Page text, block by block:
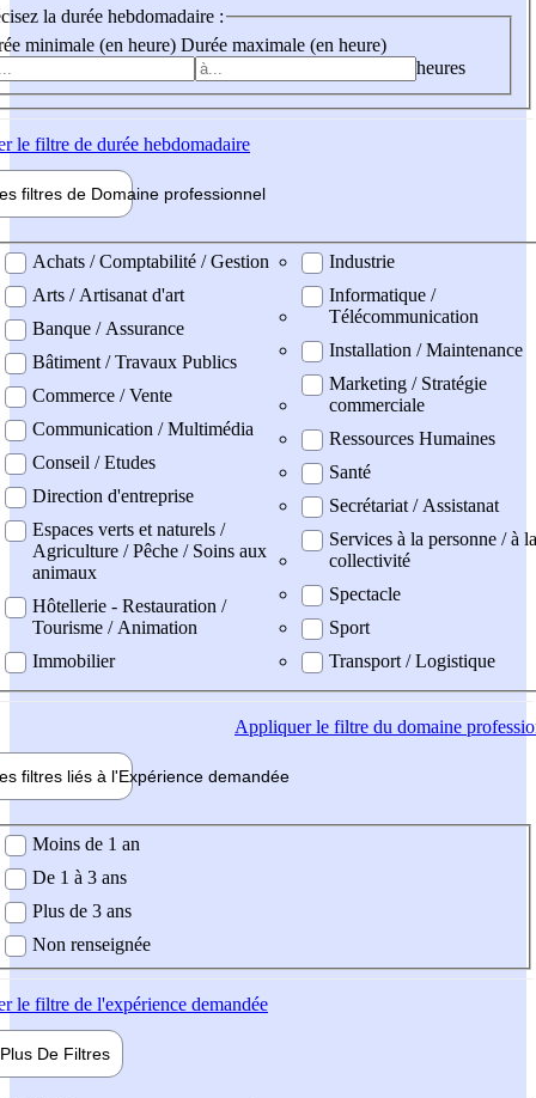
la durée hebdomadaire :
minimale (en heure) Durée maximale (en heure)
heures
le filtre de durée hebdomadaire
filtres de Domaine professionnel
professionel
Achats / Comptabilité / Gestion
Arts / Artisanat d'art
Banque / Assurance
Bâtiment / Travaux Publics
Commerce / Vente
Communication / Multimédia
Conseil / Etudes
Direction d'entreprise
Espaces verts et naturels /
Agriculture / Pêche / Soins aux
animaux
Hôtellerie - Restauration /
Tourisme / Animation
Immobilier
Industrie
Informatique /
Télécommunication
Installation / Maintenance
Marketing / Stratégie
commerciale
Ressources Humaines
Santé
Secrétariat / Assistanat
Services à la personne / à la
collectivité
Spectacle
Sport
Transport / Logistique
Appliquerle filtre du domaine
filtres liés à l'Expérience demandée
demandée
Moins de 1 an
De 1 à 3 ans
Plus de 3 ans
Non renseignée
le filtre de l'expérience demandée
Plus De Filtres